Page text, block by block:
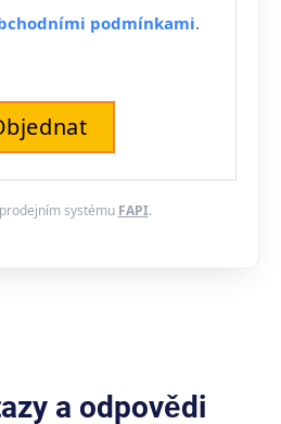
podmínkami.
systému FAPI.
a odpovědi